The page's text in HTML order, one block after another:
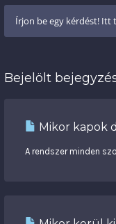
Bejelölt
Mikor kapok
A rendszer minden